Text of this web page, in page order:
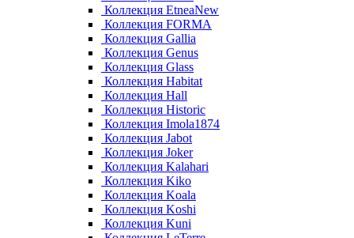
Коллекция EtneaNew
Коллекция FORMA
Коллекция Gallia
Коллекция Genus
Коллекция Glass
Коллекция Habitat
Коллекция Hall
Коллекция Historic
Коллекция Imola1874
Коллекция Jabot
Коллекция Joker
Коллекция Kalahari
Коллекция Kiko
Коллекция Koala
Коллекция Koshi
Коллекция Kuni